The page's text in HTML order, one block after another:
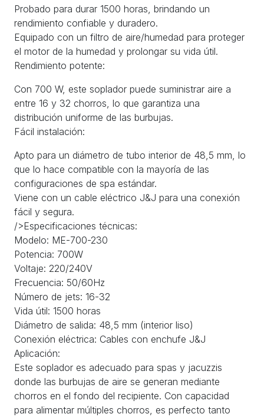
Probado para durar 1500 horas, brindando un
rendimiento confiable y duradero.
Equipado con un filtro de aire/humedad para proteger
el motor de la humedad y prolongar su vida útil.
Rendimiento potente:
Con 700 W, este soplador puede suministrar aire a
entre 16 y 32 chorros, lo que garantiza una
distribución uniforme de las burbujas.
Fácil instalación:
Apto para un diámetro de tubo interior de 48,5 mm, lo
que lo hace compatible con la mayoría de las
configuraciones de spa estándar.
Viene con un cable eléctrico J&J para una conexión
fácil y segura.
/>Especificaciones técnicas:
Modelo: ME-700-230
Potencia: 700W
Voltaje: 220/240V
Frecuencia: 50/60Hz
Número de jets: 16-32
Vida útil: 1500 horas
Diámetro de salida: 48,5 mm (interior liso)
Conexión eléctrica: Cables con enchufe J&J
Aplicación:
Este soplador es adecuado para spas y jacuzzis
donde las burbujas de aire se generan mediante
chorros en el fondo del recipiente. Con capacidad
para alimentar múltiples chorros, es perfecto tanto